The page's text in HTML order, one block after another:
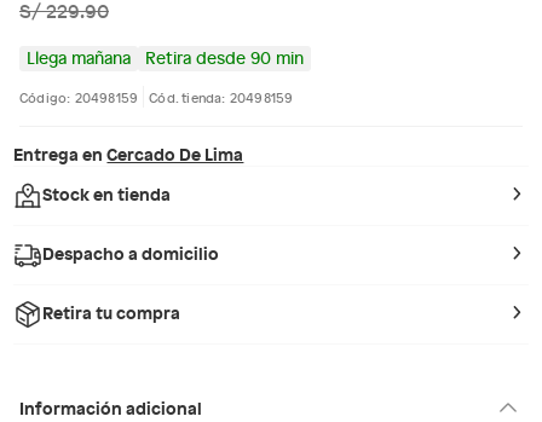
S/ 229.90
Llega mañana Retira desde 90 min
Código: 20498159 Cód. tienda: 20498159
Entrega en Cercado De Lima
Stock en tienda
Despacho a domicilio
Retira tu compra
Información adicional